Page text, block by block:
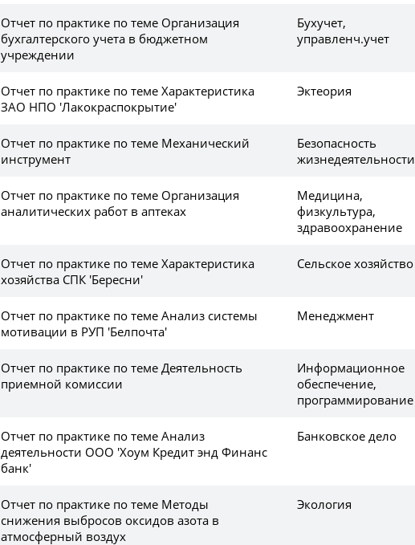
Отчет по практике по теме Организация
бухгалтерского учета в бюджетном
учреждении
Бухучет,
управленч.учет
Отчет по практике по теме Характеристика
ЗАО НПО 'Лакокраспокрытие'
Эктеория
Отчет по практике по теме Механический
инструмент
Безопасность
жизнедеятельности
Отчет по практике по теме Организация
аналитических работ в аптеках
Медицина,
физкультура,
здравоохранение
Отчет по практике по теме Характеристика
хозяйства СПК 'Бересни'
Сельское хозяйство
Отчет по практике по теме Анализ системы
мотивации в РУП 'Белпочта'
Менеджмент
Отчет по практике по теме Деятельность
приемной комиссии
Информационное
обеспечение,
программирование
Отчет по практике по теме Анализ
деятельности ООО 'Хоум Кредит энд Финанс
банк'
Банковское дело
Отчет по практике по теме Методы
снижения выбросов оксидов азота в
атмосферный воздух
Экология